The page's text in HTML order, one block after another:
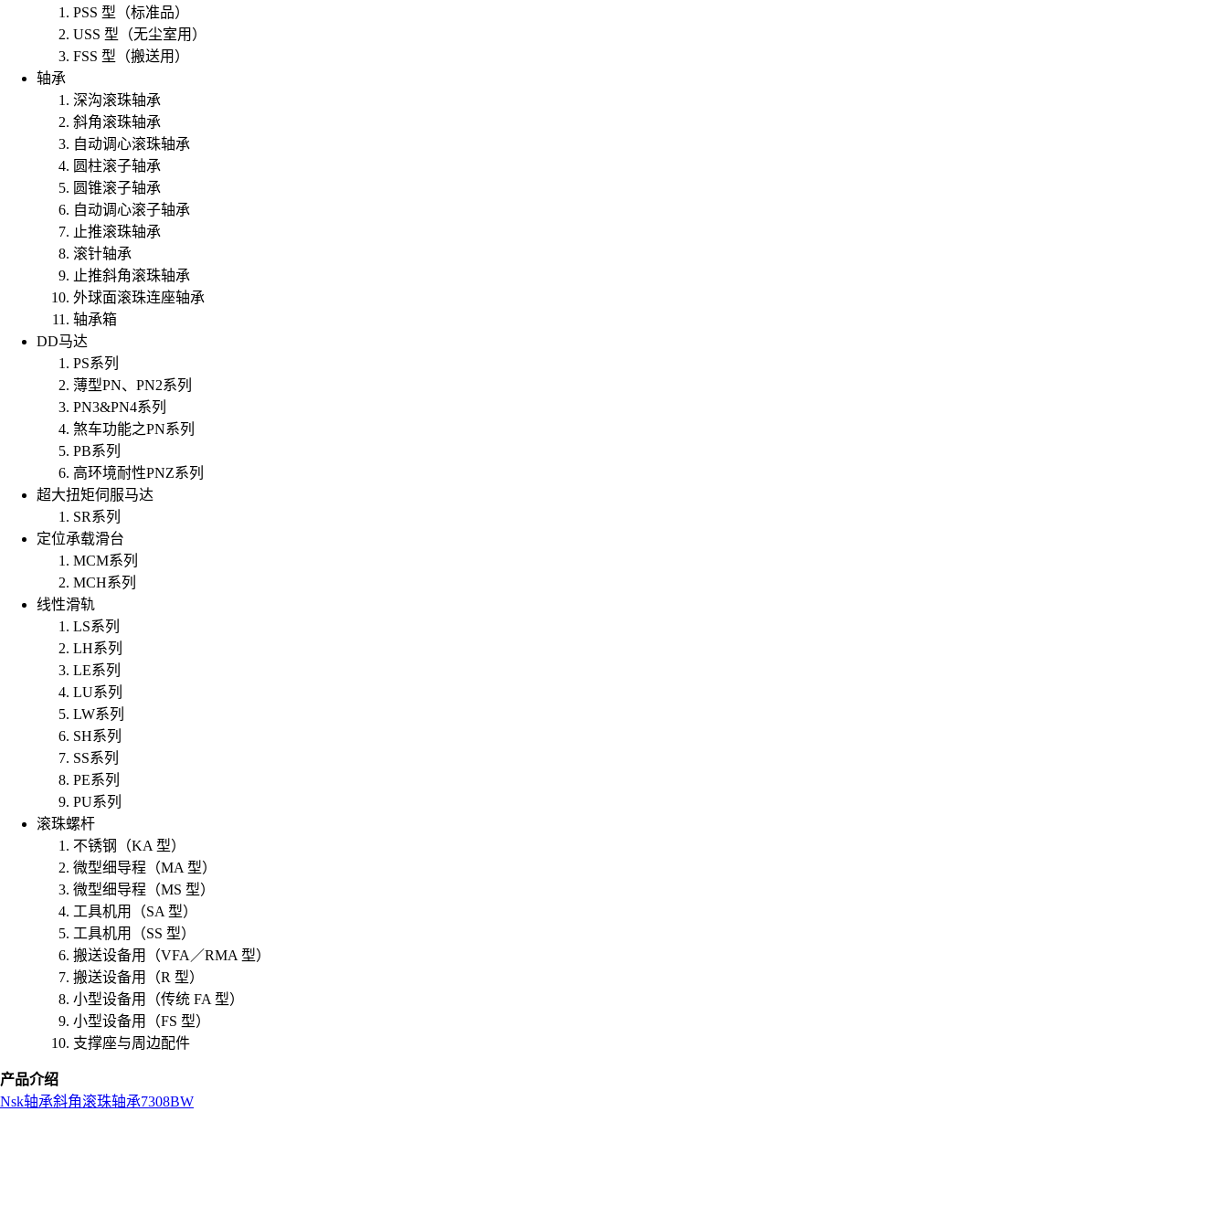
PSS 型（标准品）
USS 型（无尘室用）
FSS 型（搬送用）
轴承
深沟滚珠轴承
斜角滚珠轴承
自动调心滚珠轴承
圆柱滚子轴承
圆锥滚子轴承
自动调心滚子轴承
止推滚珠轴承
滚针轴承
止推斜角滚珠轴承
外球面滚珠连座轴承
轴承箱
DD马达
PS系列
薄型PN、PN2系列
PN3&PN4系列
煞车功能之PN系列
PB系列
高环境耐性PNZ系列
超大扭矩伺服马达
SR系列
定位承载滑台
MCM系列
MCH系列
线性滑轨
LS系列
LH系列
LE系列
LU系列
LW系列
SH系列
SS系列
PE系列
PU系列
滚珠螺杆
不锈钢（KA 型）
微型细导程（MA 型）
微型细导程（MS 型）
工具机用（SA 型）
工具机用（SS 型）
搬送设备用（VFA／RMA 型）
搬送设备用（R 型）
小型设备用（传统 FA 型）
小型设备用（FS 型）
支撑座与周边配件
产品介绍
Nsk轴承斜角滚珠轴承7308BW